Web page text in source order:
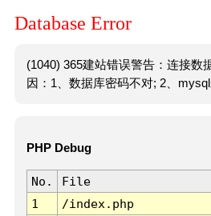
Database Error
(1040) 365建站错误警告：连接数
因：1、数据库密码不对; 2、mysql
PHP Debug
No. File
1
/index.php